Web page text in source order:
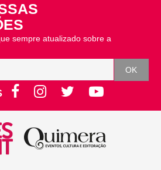
sempre atualizado sobre a